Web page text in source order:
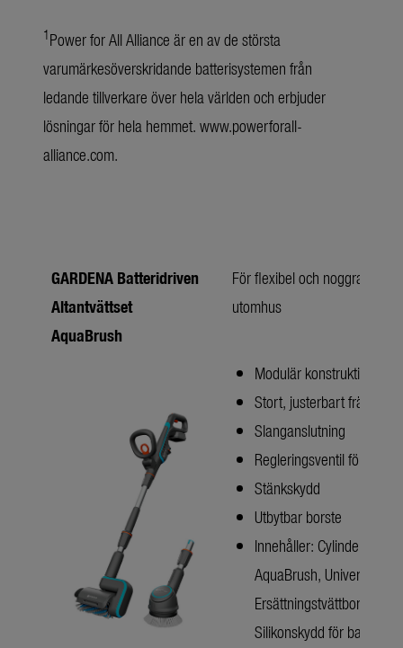
1Power for All Alliance är en av de största
varumärkesöverskridande batterisystemen från
ledande tillverkare över hela världen och erbjuder
lösningar för hela hemmet. www.powerforall-
alliance.com.
GARDENA Batteridriven
Altantvättset
AquaBrush
För flexibel och noggrann
utomhus
Modulär konstruktion
Stort, justerbart främre
Slanganslutning
Regleringsventil för
Stänkskydd
Utbytbar borste
Innehåller:
AquaBrush, Universal,
Ersättningstvättborste,
Silikonskydd för batteri